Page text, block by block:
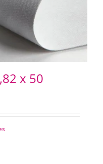
x 50